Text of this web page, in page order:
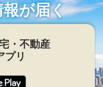
が届く
・不動産
プリ